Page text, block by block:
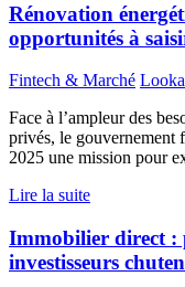
Rénovation
opportunités à
Fintech & Marché
Face à l’ampleur des
privés, le gouvernement
2025 une mission pour
Lire la suite
Immobilier direct :
investisseurs